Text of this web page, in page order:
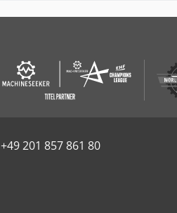
+49 201 857 861 80